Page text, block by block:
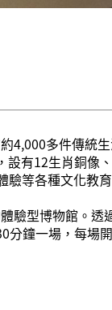
4,000多件傳統
有12生肖銅像
等各種文化教
驗型博物館。
鐘一場，每場